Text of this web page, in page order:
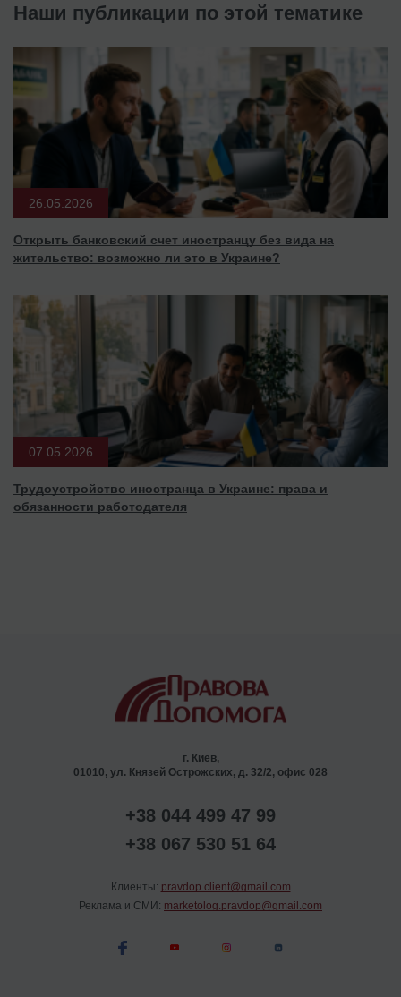
Наши публикации по этой тематике
26.05.2026
Открыть банковский счет иностранцу без вида на
жительство: возможно ли это в Украине?
07.05.2026
Трудоустройство иностранца в Украине: права и
обязанности работодателя
г. Киев,
01010, ул. Князей Острожских, д. 32/2, офис 028
+38 044 499 47 99
+38 067 530 51 64
Клиенты: pravdop.client@gmail.com
Реклама и СМИ: marketolog.pravdop@gmail.com